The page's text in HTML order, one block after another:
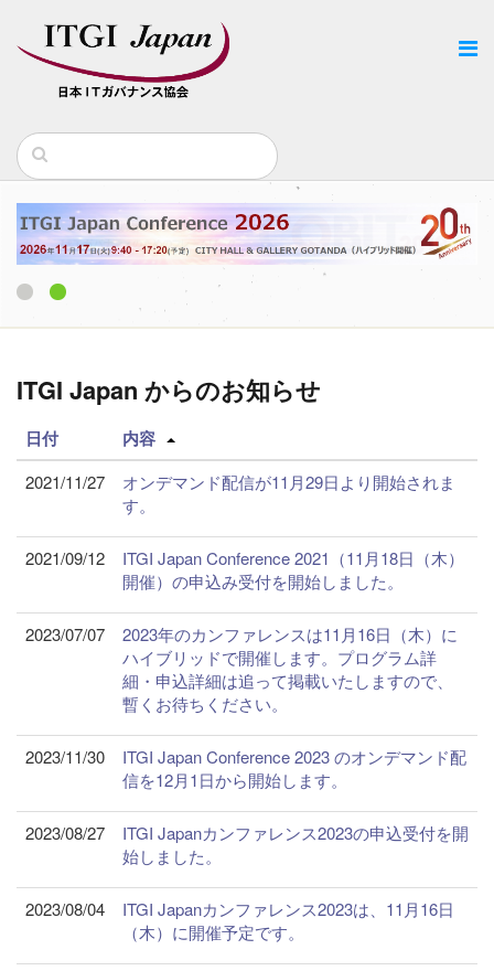
ITGI Japan からのお知らせ
日付 内容
2021/11/27
オンデマンド配信が11月29日より開始されま
す。
2021/09/12
ITGI Japan Conference 2021（11月18日（木）
開催）の申込み受付を開始しました。
2023/07/07
2023年のカンファレンスは11月16日（木）に
ハイブリッドで開催します。プログラム詳
細・申込詳細は追って掲載いたしますので、
暫くお待ちください。
2023/11/30
ITGI Japan Conference 2023 のオンデマンド配
信を12月1日から開始します。
2023/08/27
ITGI Japanカンファレンス2023の申込受付を開
始しました。
2023/08/04
ITGI Japanカンファレンス2023は、11月16日
（木）に開催予定です。